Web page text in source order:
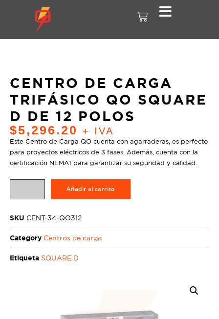
CENTRO DE CARGA
TRIFÁSICO QO SQUARE
D DE 12 POLOS
$5,296.20 + IVA
Este Centro de Carga QO cuenta con agarraderas, es perfecto
para proyectos eléctricos de 3 fases. Además, cuenta con la
certificación NEMA1 para garantizar su seguridad y calidad.
Añadir al carrito
SKU CENT-34-QO312
Category Centros de carga
Etiqueta SQUARE D